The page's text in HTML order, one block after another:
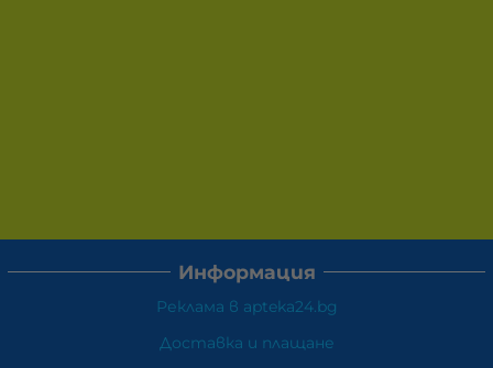
Информация
Реклама в apteka24.bg
Доставка и плащане